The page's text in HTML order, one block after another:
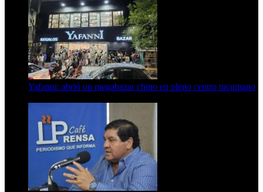
Yafanni: abrió un megabazar chino en pleno centro tucumano